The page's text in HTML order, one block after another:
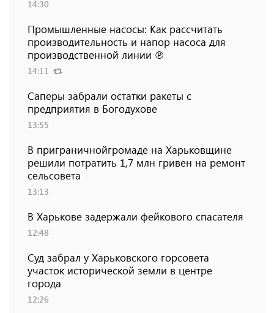
14:30
Промышленные насосы: Как рассчитать
производительность и напор насоса для
производственной линии ℗
14:11
Саперы забрали остатки ракеты с
предприятия в Богодухове
13:55
В приграничнойгромаде на Харьковщине
решили потратить 1,7 млн ​​гривен на ремонт
сельсовета
13:13
В Харькове задержали фейкового спасателя
12:48
Суд забрал у Харьковского горсовета
участок исторической земли в центре
города
12:26